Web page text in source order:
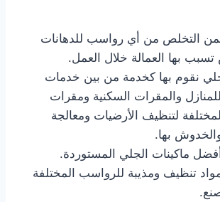
التخلص من أي رواسب للدهانات
بها العمالة خلال العمل.
نقوم بها كخدمة من بين خدمات
والمقرات السكنية ومقرات
لتنظيف الأرضيات ومعالجة
بها.
ماكينات الجلي المستوردة.
تنظيف ومذيبة للرواسب المختلفة